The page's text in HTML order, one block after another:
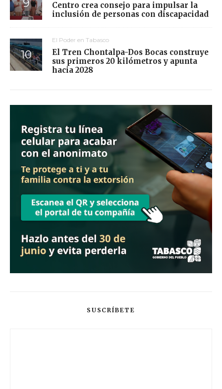
Centro crea consejo para impulsar la
inclusión de personas con discapacidad
El Poder en Tabasco
El Tren Chontalpa-Dos Bocas construye
sus primeros 20 kilómetros y apunta
hacia 2028
SUSCRÍBETE